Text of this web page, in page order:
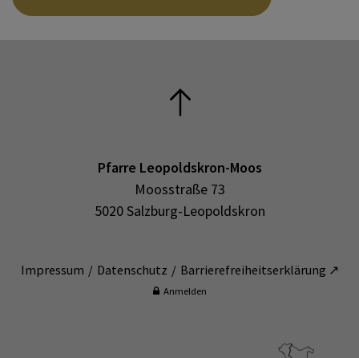
Pfarre Leopoldskron-Moos
Moosstraße 73
5020 Salzburg-Leopoldskron
Impressum Datenschutz Barrierefreiheitserklärung ↗
Anmelden